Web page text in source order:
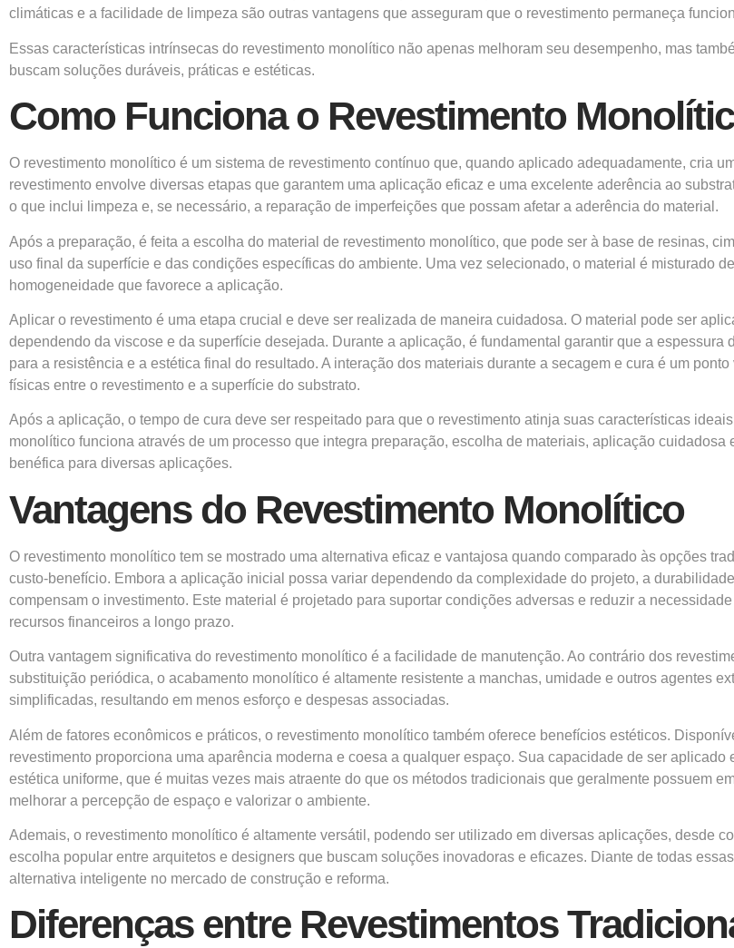
climáticas e a facilidade de limpeza são outras vantagens que asseguram que o revestimento permaneça
Essas características intrínsecas do revestimento monolítico não apenas melhoram seu desempenho, mas
buscam soluções duráveis, práticas e estéticas.
Como Funciona o Revestimento
O revestimento monolítico é um sistema de revestimento contínuo que, quando aplicado adequadamente, cria
revestimento envolve diversas etapas que garantem uma aplicação eficaz e uma excelente aderência ao
o que inclui limpeza e, se necessário, a reparação de imperfeições que possam afetar a aderência do material.
Após a preparação, é feita a escolha do material de revestimento monolítico, que pode ser à base de resinas,
uso final da superfície e das condições específicas do ambiente. Uma vez selecionado, o material é misturado
homogeneidade que favorece a aplicação.
Aplicar o revestimento é uma etapa crucial e deve ser realizada de maneira cuidadosa. O material pode ser
dependendo da viscose e da superfície desejada. Durante a aplicação, é fundamental garantir que a
para a resistência e a estética final do resultado. A interação dos materiais durante a secagem e cura é um
físicas entre o revestimento e a superfície do substrato.
Após a aplicação, o tempo de cura deve ser respeitado para que o revestimento atinja suas características
monolítico funciona através de um processo que integra preparação, escolha de materiais, aplicação
benéfica para diversas aplicações.
Vantagens do Revestimento Monolítico
O revestimento monolítico tem se mostrado uma alternativa eficaz e vantajosa quando comparado às opções
custo-benefício. Embora a aplicação inicial possa variar dependendo da complexidade do projeto, a
compensam o investimento. Este material é projetado para suportar condições adversas e reduzir a
recursos financeiros a longo prazo.
Outra vantagem significativa do revestimento monolítico é a facilidade de manutenção. Ao contrário dos
substituição periódica, o acabamento monolítico é altamente resistente a manchas, umidade e outros agentes
simplificadas, resultando em menos esforço e despesas associadas.
Além de fatores econômicos e práticos, o revestimento monolítico também oferece benefícios estéticos.
revestimento proporciona uma aparência moderna e coesa a qualquer espaço. Sua capacidade de ser
estética uniforme, que é muitas vezes mais atraente do que os métodos tradicionais que geralmente possuem
melhorar a percepção de espaço e valorizar o ambiente.
Ademais, o revestimento monolítico é altamente versátil, podendo ser utilizado em diversas aplicações, desde
escolha popular entre arquitetos e designers que buscam soluções inovadoras e eficazes. Diante de todas
alternativa inteligente no mercado de construção e reforma.
Diferenças entre Revestimentos